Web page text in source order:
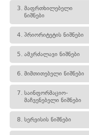
3. მაფრთხილებელი
ნიშნები
4. პრიორიტეტის ნიშნები
5. ამკრძალავი ნიშნები
6. მიმთითებელი ნიშნები
7. საინფორმაციო-
მაჩვენებელი ნიშნები
8. სერვისის ნიშნები